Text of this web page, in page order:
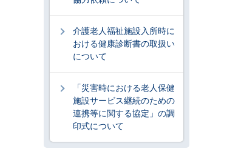
介護老人福祉施設入所時に
おける健康診断書の取扱い
について
「災害時における老人保健
施設サービス継続のための
連携等に関する協定」の調
印式について